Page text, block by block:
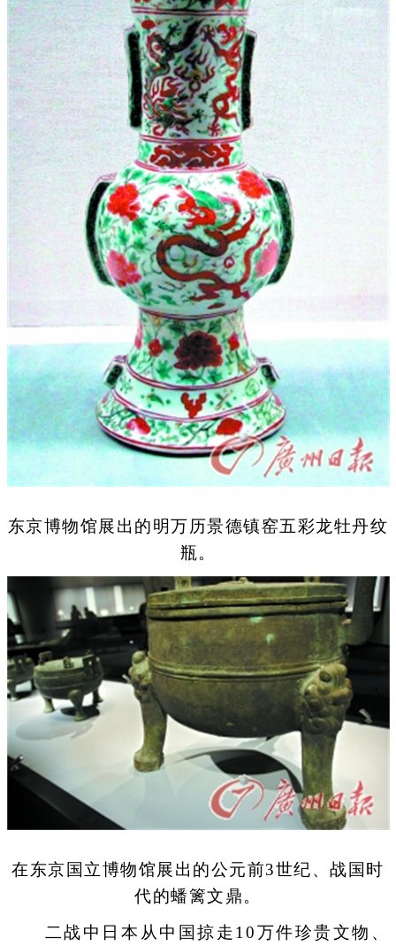
东京博物馆展出的明万历景德镇窑五彩龙牡丹纹
瓶。
在东京国立博物馆展出的公元前3世纪、战国时
代的蟠篱文鼎。
二战中日本从中国掠走10万件珍贵文物、